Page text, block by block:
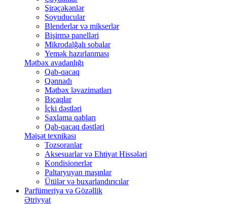
Şirəçəkənlər
Soyuducular
Blenderlər və mikserlər
Bişirmə panelləri
Mikrodalğalı sobalar
Yemək hazırlanması
Mətbəx avadanlığı
Qab-qacaq
Qənnadı
Mətbəx ləvazimatları
Bıçaqlar
İçki dəstləri
Saxlama qabları
Qab-qacaq dəstləri
Məişət texnikası
Tozsoranlar
Aksesuarlar və Ehtiyat Hissələri
Kondisionerlər
Paltaryuyan maşınlar
Ütülər və buxarlandırıcılar
Parfümeriya və Gözəllik
Ətriyyat